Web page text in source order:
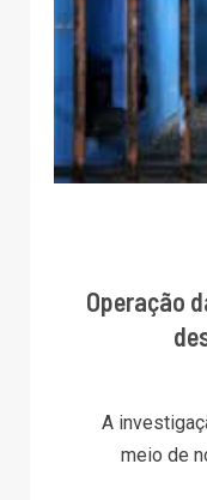
Operação
A
meio de